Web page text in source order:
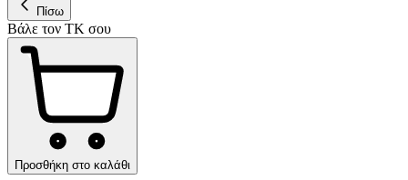
Πίσω
Βάλε τον ΤΚ σου
Προσθήκη στο καλάθι